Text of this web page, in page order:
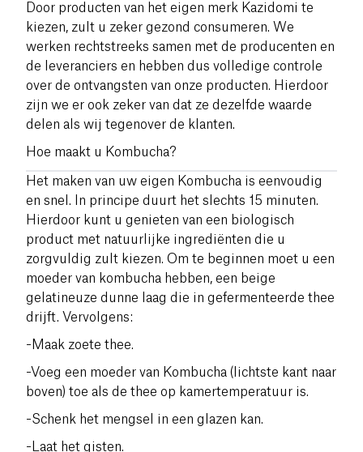
Door producten van het eigen merk Kazidomi te
kiezen, zult u zeker gezond consumeren. We
werken rechtstreeks samen met de producenten en
de
leveranciers en hebben dus volledige controle
over de ontvangsten van onze producten. Hierdoor
zijn we er ook zeker van dat ze dezelfde waarde
delen als wij tegenover de klanten.
Hoe maakt u Kombucha?
Het maken van uw eigen Kombucha is eenvoudig
en snel.
In principe duurt het slechts 15 minuten.
Hierdoor kunt u genieten van een biologisch
product met natuurlijke ingrediënten die u
zorgvuldig zult kiezen. Om te beginnen moet u een
moeder van kombucha hebben, een beige
gelatineuze dunne laag die in gefermenteerde thee
drijft. Vervolgens:
-Maak zoete thee.
-Voeg een moeder van Kombucha (lichtste kant naar
boven) toe als de thee op kamertemperatuur is.
-Schenk het mengsel in een glazen kan.
-Laat het gisten.